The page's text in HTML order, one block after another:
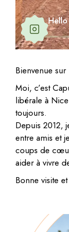
Bienvenue
Moi, c’est
libérale à
toujours.
Depuis 2012,
entre amis et
coups de
aider à vivre
Bonne visite